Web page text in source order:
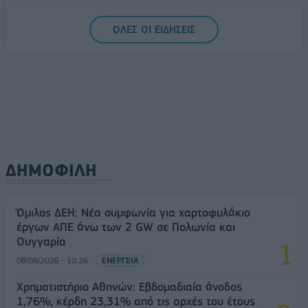
Ελληνική Αναπτυξιακή Τράπεζα: Με «προίκα» 2 δισ.
ευρώ ανοίγει δρόμο για δάνεια έως 5 δισ. σε
ΟΛΕΣ ΟΙ ΕΙΔΗΣΕΙΣ
ΔΗΜΟΦΙΛΗ
Όμιλος ΔΕΗ: Νέα συμφωνία για χαρτοφυλάκιο
έργων ΑΠΕ άνω των 2 GW σε Πολωνία και
Ουγγαρία
08/08/2026 - 10:26 ΕΝΕΡΓΕΙΑ
Χρηματιστήριο Αθηνών: Εβδομαδιαία άνοδος
1,76%, κέρδη 23,31% από τις αρχές του έτους